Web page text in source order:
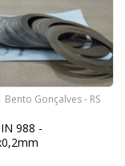
Bento Gonçalves - RS
988 -